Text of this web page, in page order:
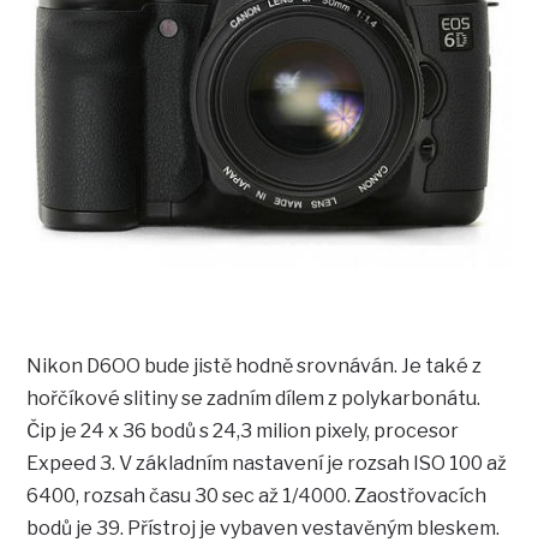
Nikon D6OO bude jistě hodně srovnáván. Je také z
hořčíkové slitiny se zadním dílem z polykarbonátu.
Čip je 24 x 36 bodů s 24,3 milion pixely, procesor
Expeed 3. V základním nastavení je rozsah ISO 100 až
6400, rozsah času 30 sec až 1/4000. Zaostřovacích
bodů je 39. Přístroj je vybaven vestavěným bleskem.